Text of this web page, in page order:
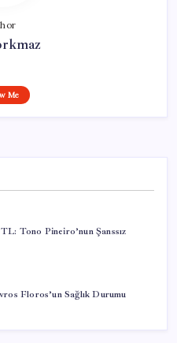
Me
Tono Pineiro’nun Şanssız
Floros’un Sağlık Durumu